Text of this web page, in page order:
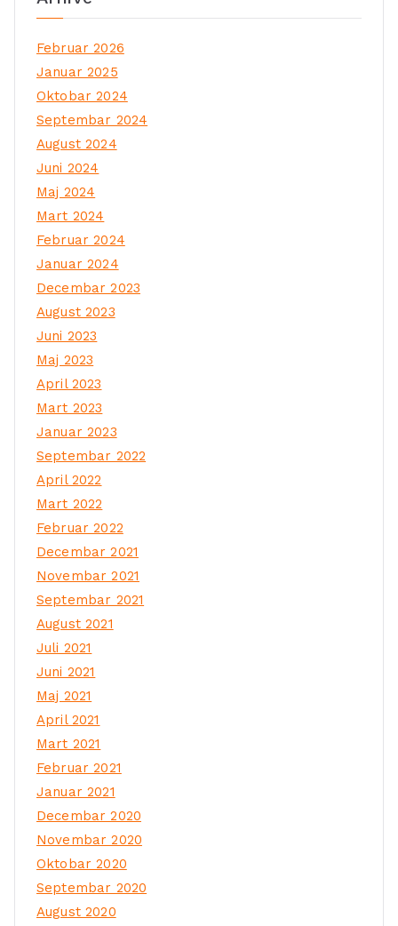
Februar 2026
Januar 2025
Oktobar 2024
Septembar 2024
August 2024
Juni 2024
Maj 2024
Mart 2024
Februar 2024
Januar 2024
Decembar 2023
August 2023
Juni 2023
Maj 2023
April 2023
Mart 2023
Januar 2023
Septembar 2022
April 2022
Mart 2022
Februar 2022
Decembar 2021
Novembar 2021
Septembar 2021
August 2021
Juli 2021
Juni 2021
Maj 2021
April 2021
Mart 2021
Februar 2021
Januar 2021
Decembar 2020
Novembar 2020
Oktobar 2020
Septembar 2020
August 2020